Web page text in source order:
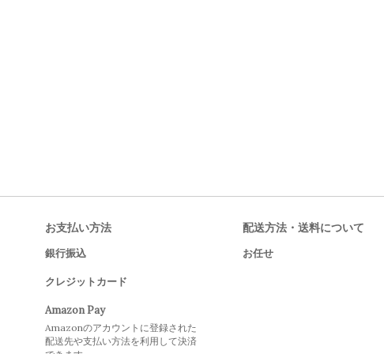
お支払い方法
銀行振込
クレジットカード
Amazon Pay
Amazonのアカウントに登録された
配送先や支払い方法を利用して決済
配送方法・送料について
お任せ